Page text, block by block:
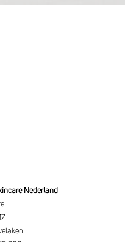
Nederland